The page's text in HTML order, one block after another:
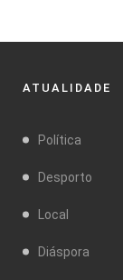
ATUALIDADE
Política
Desporto
Local
Diáspora